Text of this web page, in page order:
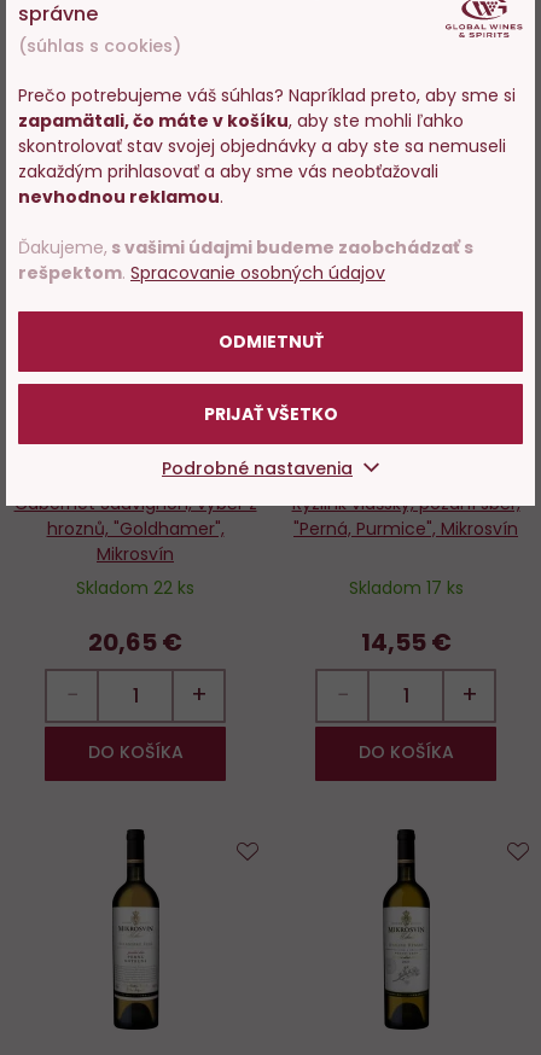
16,65 €
− +
DO KOŠÍKA
− +
DO KOŠÍKA
Cabernet Sauvignon, výběr z
hroznů, "Goldhamer",
Mikrosvín
Skladom 22 ks
20,65 €
− +
DO KOŠÍKA
Ryzlink vlašský, pozdní sběr,
"Perná, Purmice", Mikrosvín
Skladom 17 ks
14,55 €
− +
DO KOŠÍKA
správne
(súhlas s cookies)
Prečo potrebujeme váš súhlas? Napríklad preto, aby sme si
zapamätali, čo máte v košíku, aby ste mohli ľahko
skontrolovať stav svojej objednávky a aby ste sa nemuseli
zakaždým prihlasovať a aby sme vás neobťažovali
nevhodnou reklamou.
Ďakujeme, s vašimi údajmi budeme zaobchádzať s
rešpektom. Spracovanie osobných údajov
ODMIETNUŤ
PRIJAŤ VŠETKO
Podrobné nastavenia
Vstupujete na stránky s
predajom alkoholu. Prosím
potvrďte, že Vám už bolo 18